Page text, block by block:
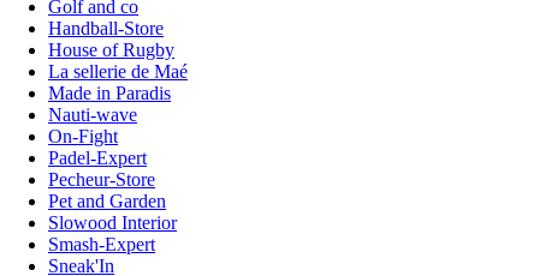
Golf and co
Handball-Store
House of Rugby
La sellerie de Maé
Made in Paradis
Nauti-wave
On-Fight
Padel-Expert
Pecheur-Store
Pet and Garden
Slowood Interior
Smash-Expert
Sneak'In